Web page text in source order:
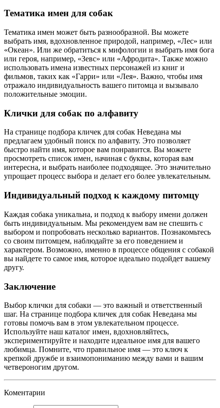
Тематика имен для собак
Тематика имен может быть разнообразной. Вы можете
выбрать имя, вдохновленное природой, например, «Лес» или
«Океан». Или же обратиться к мифологии и выбрать имя бога
или героя, например, «Зевс» или «Афродита». Также можно
использовать имена известных персонажей из книг и
фильмов, таких как «Гарри» или «Лея». Важно, чтобы имя
отражало индивидуальность вашего питомца и вызывало
положительные эмоции.
Клички для собак по алфавиту
На странице подбора кличек для собак Неведана мы
предлагаем удобный поиск по алфавиту. Это позволяет
быстро найти имя, которое вам понравится. Вы можете
просмотреть список имен, начиная с буквы, которая вам
интересна, и выбрать наиболее подходящее. Это значительно
упрощает процесс выбора и делает его более увлекательным.
Индивидуальный подход к каждому питомцу
Каждая собака уникальна, и подход к выбору имени должен
быть индивидуальным. Мы рекомендуем вам не спешить с
выбором и попробовать несколько вариантов. Познакомьтесь
со своим питомцем, наблюдайте за его поведением и
характером. Возможно, именно в процессе общения с собакой
вы найдете то самое имя, которое идеально подойдет вашему
другу.
Заключение
Выбор клички для собаки — это важный и ответственный
шаг. На странице подбора кличек для собак Неведана мы
готовы помочь вам в этом увлекательном процессе.
Используйте наш каталог имен, вдохновляйтесь,
экспериментируйте и находите идеальное имя для вашего
любимца. Помните, что правильное имя — это ключ к
крепкой дружбе и взаимопониманию между вами и вашим
четвероногим другом.
Коментарии